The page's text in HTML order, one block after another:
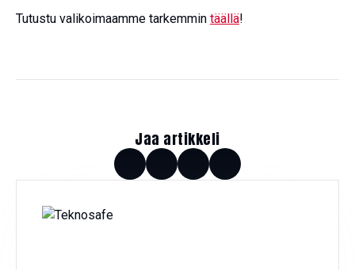
Tutustu valikoimaamme tarkemmin täällä!
Jaa artikkeli